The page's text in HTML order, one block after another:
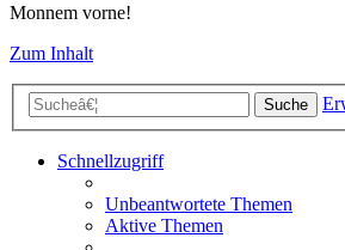
Monnem vorne!
Zum Inhalt
Suche
Schnellzugriff
Unbeantwortete Themen
Aktive Themen